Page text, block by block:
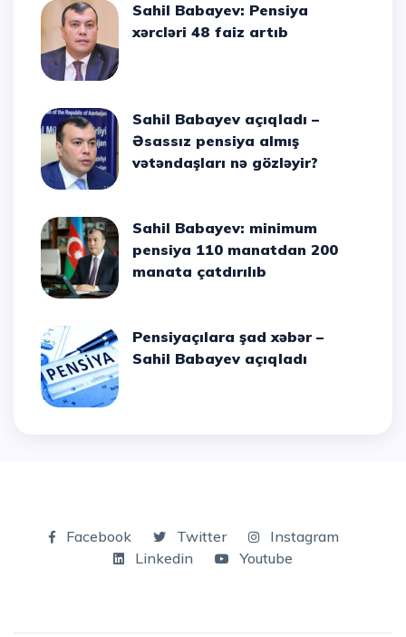
Sahil Babayev: Pensiya
xərcləri 48 faiz artıb
Sahil Babayev açıqladı –
Əsassız pensiya almış
vətəndaşları nə gözləyir?
Sahil Babayev: minimum
pensiya 110 manatdan 200
manata çatdırılıb
Pensiyaçılara şad xəbər –
Sahil Babayev açıqladı
Facebook Twitter
Instagram
Linkedin
Youtube